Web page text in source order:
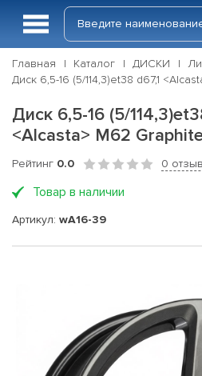
Главная Каталог ДИСКИ
Диск 6,5-16 (5/114,3)et38 d67,1
Диск 6,5-16 (5/
<Alcasta> M62
Рейтинг 0.0 0
Товар в наличии
Артикул: wA16-39